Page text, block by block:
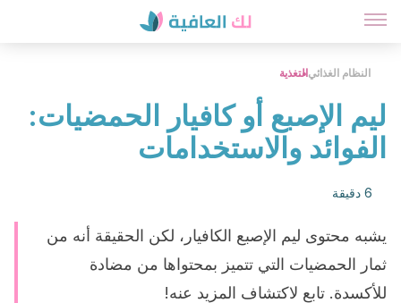
النظام الغذائيالتغذية
ليم الإصبع أو كافيار الحمضيات:
الفوائد والاستخدامات
6 دقيقة
يشبه محتوى ليم الإصبع الكافيار، لكن الحقيقة أنه من
ثمار الحمضيات التي تتميز بمحتواها من مضادة
للأكسدة. تابع لاكتشاف المزيد عنه!